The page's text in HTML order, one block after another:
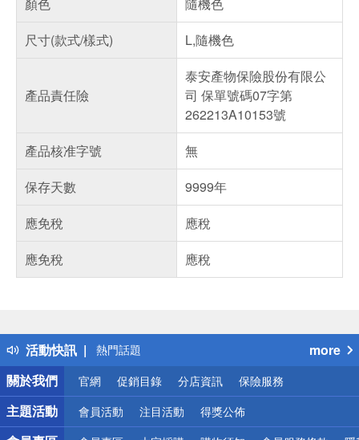
尺寸(款式/樣式)
L,隨機色
產品責任險
泰安產物保險股份有限公
司 保單號碼07字第
262213A10153號
產品核准字號
無
保存天數
9999年
應免稅
應稅
應免稅
應稅
活動快訊
得獎公告
熱門話題
銀行優惠
偏遠地區配送
詐騙網頁！請小心！
more
關於我們
官網 促銷目錄 分店資訊 保險服務
主題活動 會員活動 注目活動 得獎公佈